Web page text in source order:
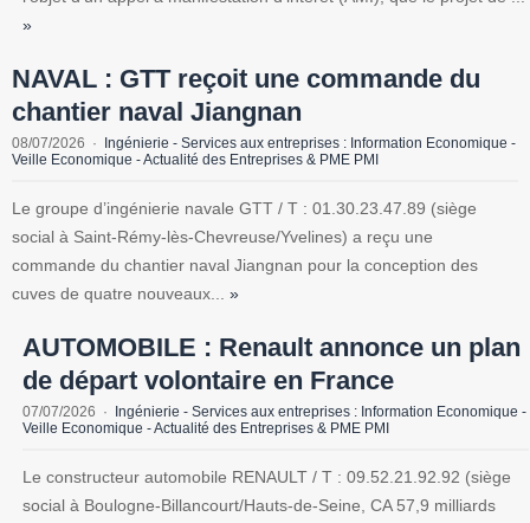
»
NAVAL : GTT reçoit une commande du
chantier naval Jiangnan
08/07/2026
Ingénierie - Services aux entreprises : Information Economique -
Veille Economique - Actualité des Entreprises & PME PMI
Le groupe d’ingénierie navale GTT / T : 01.30.23.47.89 (siège
social à Saint-Rémy-lès-Chevreuse/Yvelines) a reçu une
commande du chantier naval Jiangnan pour la conception des
cuves de quatre nouveaux... »
AUTOMOBILE : Renault annonce un plan
de départ volontaire en France
07/07/2026
Ingénierie - Services aux entreprises : Information Economique -
Veille Economique - Actualité des Entreprises & PME PMI
Le constructeur automobile RENAULT / T : 09.52.21.92.92 (siège
social à Boulogne-Billancourt/Hauts-de-Seine, CA 57,9 milliards